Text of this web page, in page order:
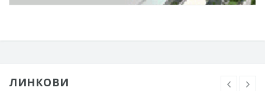
ЛИНКОВИ